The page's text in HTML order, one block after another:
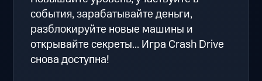
события, зарабатывайте деньги,
разблокируйте новые машины и
открывайте секреты... Игра Crash Drive
снова доступна!